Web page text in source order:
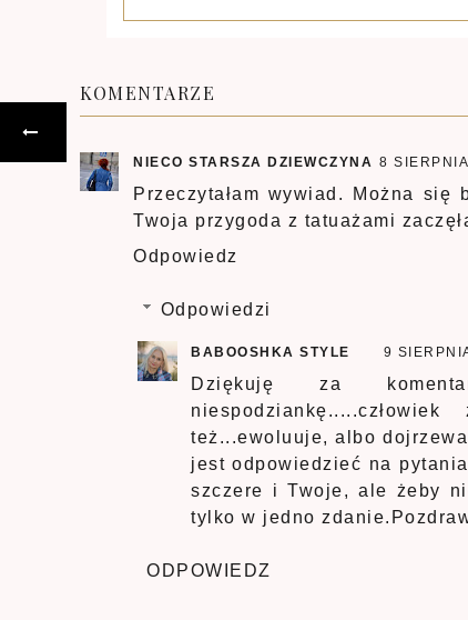
KOMENTARZE
NIECO STARSZA DZIEWCZYNA 8
Przeczytałam wywiad. Można się
Twoja przygoda z tatuażami
Odpowiedz
Odpowiedzi
BABOOSHKA STYLE 9
Dziękuję za
też...ewoluuje, albo
jest odpowiedzieć na
szczere i Twoje, ale żeby
tylko w jedno
ODPOWIEDZ